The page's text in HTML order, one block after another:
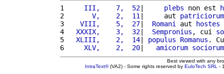
1
    III,    7,  52
| plebs non est
2
      V,    2,  11
|     aut patriciorum
3
   VIII,    5,  27
| Romani aut hostes
4
  XXXIX,    3,  32
| Sempronius , cui
5
  XLIII,    2,  14
| populus Romanus .
6
    XLV,    2,  20
| amicorum
Best viewed with any
IntraText®(VA2) - Some rights reserved by EuloTech SRL -